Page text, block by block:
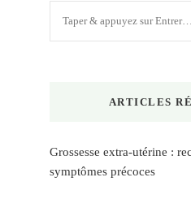
ARTICLES
Grossesse extra-utérine :
symptômes précoces